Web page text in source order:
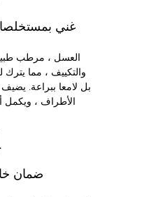
غني
العسل ، مرطب
والتكييف ، مما
بل لامعا ببراعة.
الأطراف ، ويكمل
ضمان